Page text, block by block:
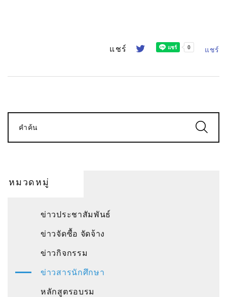
แชร์ แชร์
คำค้น
หมวดหมู่
ข่าวประชาสัมพันธ์
ข่าวจัดซื้อ จัดจ้าง
ข่าวกิจกรรม
ข่าวสารนักศึกษา
หลักสูตรอบรม